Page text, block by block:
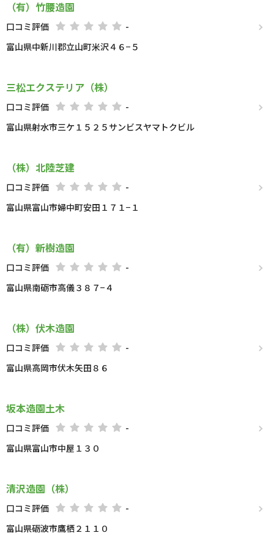
（有）竹腰造園
口コミ評価
-
富山県中新川郡立山町米沢４６−５
三松エクステリア（株）
口コミ評価
-
富山県射水市三ケ１５２５サンビスヤマトクビル
（株）北陸芝建
口コミ評価
-
富山県富山市婦中町安田１７１−１
（有）新樹造園
口コミ評価
-
富山県南砺市高儀３８７−４
（株）伏木造園
口コミ評価
-
富山県高岡市伏木矢田８６
坂本造園土木
口コミ評価
-
富山県富山市中屋１３０
清沢造園（株）
口コミ評価
-
富山県砺波市鷹栖２１１０